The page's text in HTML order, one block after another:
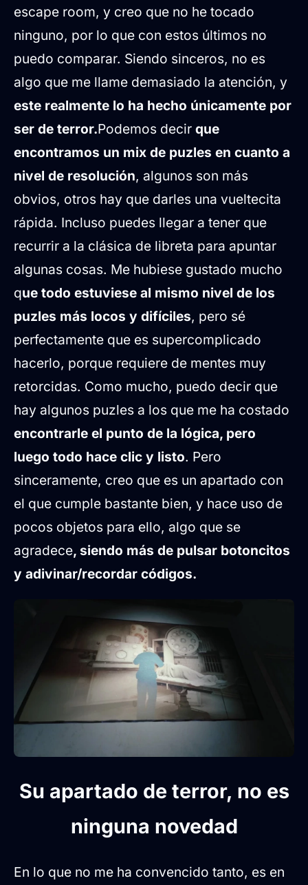
escape room, y creo que no he tocado
ninguno, por lo que con estos últimos no
puedo comparar. Siendo sinceros, no es
algo que me llame demasiado la atención, y
este realmente lo ha hecho únicamente por
ser de terror.Podemos decir que
encontramos un mix de puzles en cuanto a
nivel de resolución, algunos son más
obvios, otros hay que darles una vueltecita
rápida. Incluso puedes llegar a tener que
recurrir a la clásica de libreta para apuntar
algunas cosas. Me hubiese gustado mucho
que todo estuviese al mismo nivel de los
puzles más locos y difíciles, pero sé
perfectamente que es supercomplicado
hacerlo, porque requiere de mentes muy
retorcidas. Como mucho, puedo decir que
hay algunos puzles a los que me ha costado
encontrarle el punto de la lógica, pero
luego todo hace clic y listo. Pero
sinceramente, creo que es un apartado con
el que cumple bastante bien, y hace uso de
pocos objetos para ello, algo que se
agradece, siendo más de pulsar botoncitos
y adivinar/recordar códigos.
Su apartado de terror, no es
ninguna novedad
En lo que no me ha convencido tanto, es en